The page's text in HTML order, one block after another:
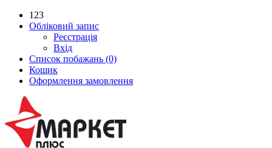
123
Обліковий запис
Реєстрація
Вхід
Список побажань (0)
Кошик
Оформлення замовлення